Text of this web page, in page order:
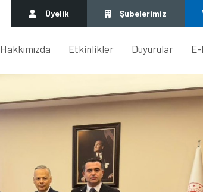
Üyelik Şubelerimiz
Hakkımızda Etkinlikler Duyurular